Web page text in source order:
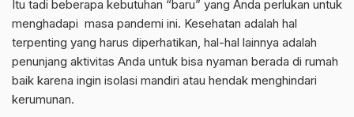
Itu tadi beberapa kebutuhan “baru” yang Anda perlukan untuk
menghadapi masa pandemi ini. Kesehatan adalah hal
terpenting yang harus diperhatikan, hal-hal lainnya adalah
penunjang aktivitas Anda untuk bisa nyaman berada di rumah
baik karena ingin isolasi mandiri atau hendak menghindari
kerumunan.